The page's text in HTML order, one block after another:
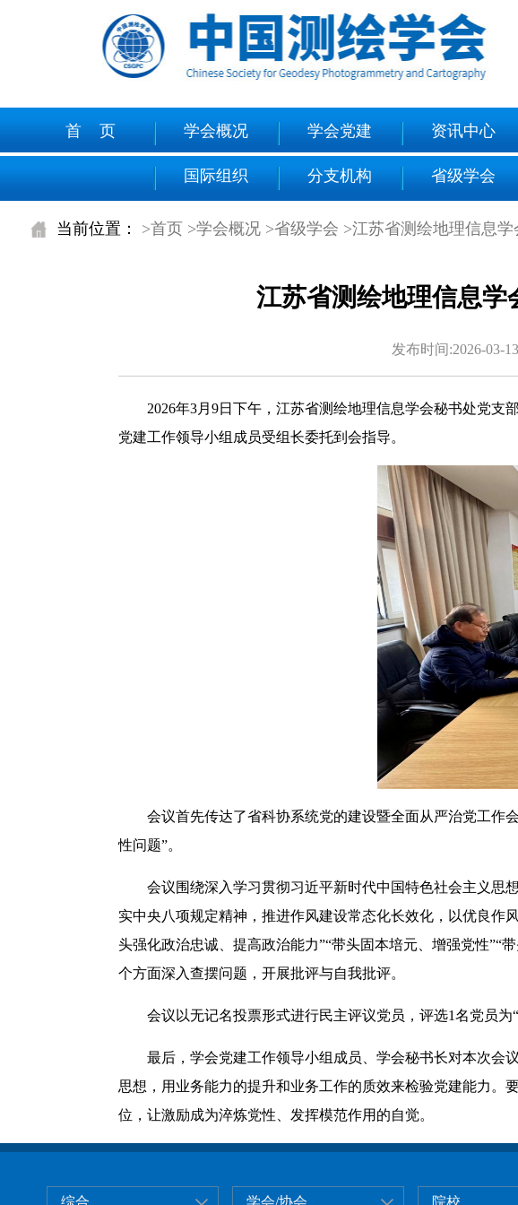
首 页 学会概况 学会党建 资讯中心
国际组织 分支机构 省级学会
当前位置： >首页 >学会概况 >省级学会 >江苏省测绘地理信息学
江苏省测绘地理信息
发布时间:2026-03-
2026年3月9日下午，江苏省测绘地理信息学会秘书处党
党建工作领导小组成员受组长委托到会指导。
会议首先传达了省科协系统党的建设暨全面从严治党工作
性问题”。
会议围绕深入学习贯彻习近平新时代中国特色社会主义思
实中央八项规定精神，推进作风建设常态化长效化，以优良作
头强化政治忠诚、提高政治能力”“带头固本培元、增强党性”“
个方面深入查摆问题，开展批评与自我批评。
会议以无记名投票形式进行民主评议党员，评选1名党员为
最后，学会党建工作领导小组成员、学会秘书长对本次会
思想，用业务能力的提升和业务工作的质效来检验党建能力。
位，让激励成为淬炼党性、发挥模范作用的自觉。
综合 学会/协会 院校